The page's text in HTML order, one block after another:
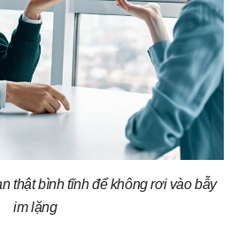
thật bình tĩnh để không rơi vào bẫy
im lặng